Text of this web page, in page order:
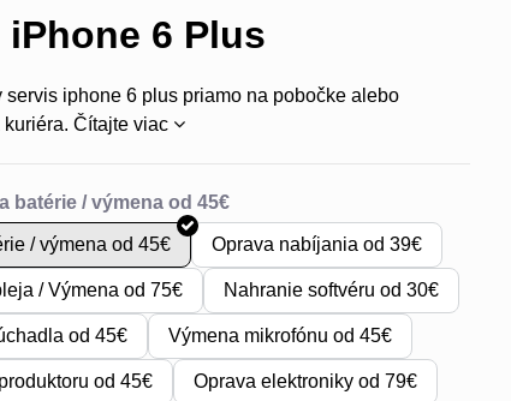
iPhone 6 Plus
servis iphone 6 plus priamo na pobočke alebo
kuriéra.Čítajte viac
/ výmena od 45€ Oprava nabíjania od 39€
/ Výmena od 75€ Nahranie softvéru od 30€
od 45€ Výmena mikrofónu od 45€
od 45€ Oprava elektroniky od 79€